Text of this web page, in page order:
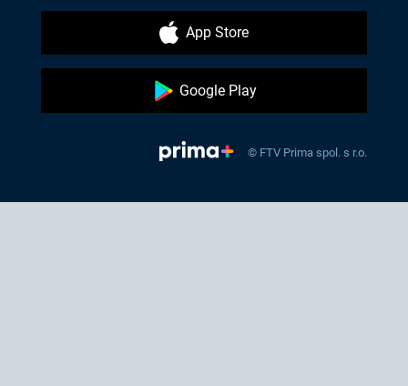
App Store
Google Play
© FTV Prima spol. s r.o.